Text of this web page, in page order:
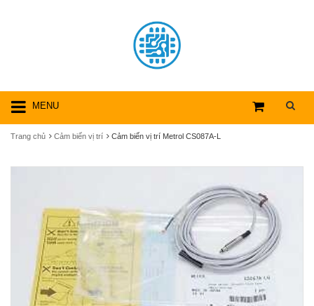
MENU
Trang chủ Cảm biến vị trí Cảm biến vị trí Metrol CS087A-L